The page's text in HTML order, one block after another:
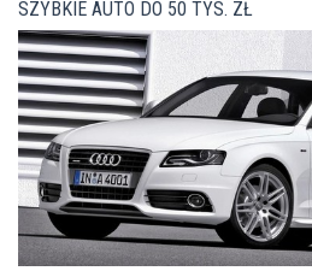
SZYBKIE AUTO DO 50 TYS. ZŁ